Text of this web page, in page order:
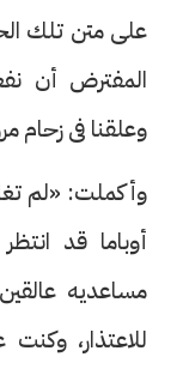
على متن تلك
المفترض أن
وعلقنا فى زحام
وأكملت: «لم
أوباما قد
مساعديه
للاعتذار،